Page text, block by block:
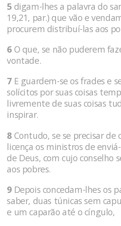
5 digam-lhes a palavra do
19,21, par.) que vão e
procurem distribuí-las aos
6 O que, se não puderem
vontade.
7 E guardem-se os frades e
solícitos por suas coisas
livremente de suas coisas
inspirar.
8 Contudo, se se precisar de
licença os ministros de
de Deus, com cujo conselho
aos pobres.
9 Depois concedam-lhes os
saber, duas túnicas sem
e um caparão até o cíngulo,